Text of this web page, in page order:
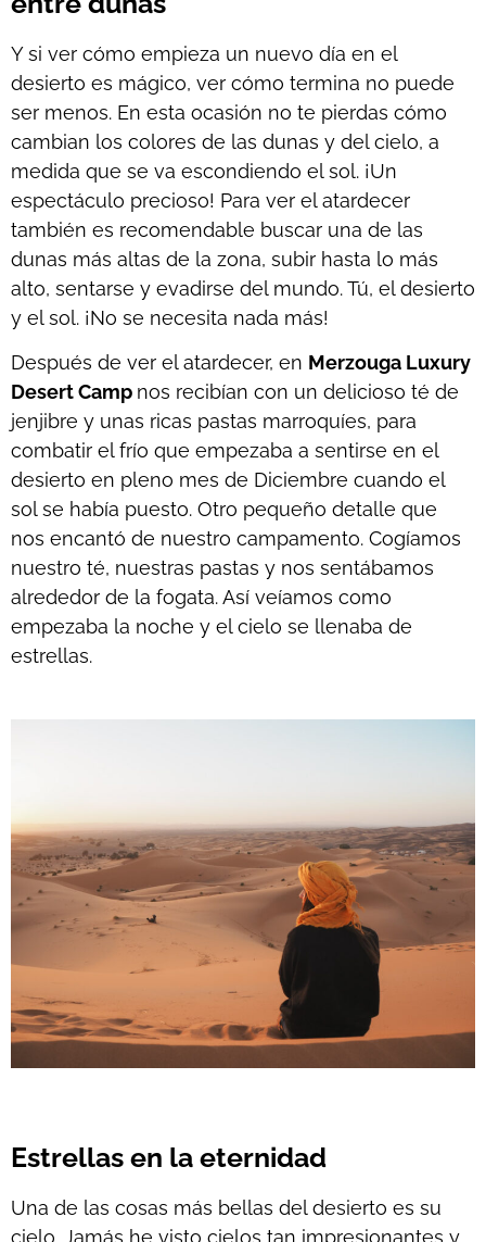
Y si ver cómo empieza un nuevo día en el
desierto es mágico, ver cómo termina no puede
ser menos. En esta ocasión no te pierdas cómo
cambian los colores de las dunas y del cielo, a
medida que se va escondiendo el sol. ¡Un
espectáculo precioso! Para ver el atardecer
también es recomendable buscar una de las
dunas más altas de la zona, subir hasta lo más
alto, sentarse y evadirse del mundo. Tú, el desierto
y el sol. ¡No se necesita nada más!
Después de ver el atardecer, en Merzouga Luxury
Desert Camp nos recibían con un delicioso té de
jenjibre y unas ricas pastas marroquíes, para
combatir el frío que empezaba a sentirse en el
desierto en pleno mes de Diciembre cuando el
sol se había puesto. Otro pequeño detalle que
nos encantó de nuestro campamento. Cogíamos
nuestro té, nuestras pastas y nos sentábamos
alrededor de la fogata. Así veíamos como
empezaba la noche y el cielo se llenaba de
estrellas.
Estrellas en la eternidad
Una de las cosas más bellas del desierto es su
cielo. Jamás he visto cielos tan impresionantes y